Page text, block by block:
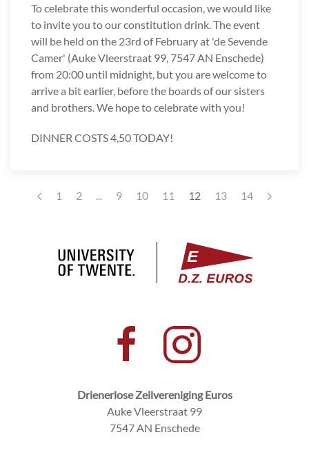
To celebrate this wonderful occasion, we would like
to invite you to our constitution drink. The event
will be held on the 23rd of February at 'de Sevende
Camer' (Auke Vleerstraat 99, 7547 AN Enschede)
from 20:00 until midnight, but you are welcome to
arrive a bit earlier, before the boards of our sisters
and brothers. We hope to celebrate with you!
DINNER COSTS 4,50 TODAY!
1 2 ... 9 10 11 12 13 14
Drienerlose Zeilvereniging Euros
Auke Vleerstraat 99
7547 AN Enschede